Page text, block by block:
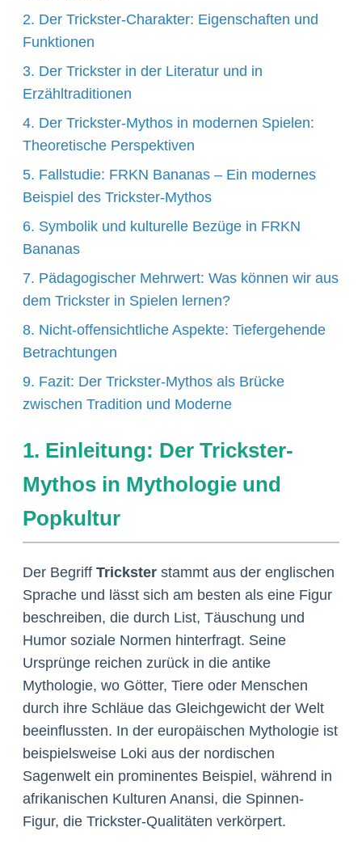
2. Der Trickster-Charakter: Eigenschaften und
Funktionen
3. Der Trickster in der Literatur und in
Erzähltraditionen
4. Der Trickster-Mythos in modernen Spielen:
Theoretische Perspektiven
5. Fallstudie: FRKN Bananas – Ein modernes
Beispiel des Trickster-Mythos
6. Symbolik und kulturelle Bezüge in FRKN
Bananas
7. Pädagogischer Mehrwert: Was können wir aus
dem Trickster in Spielen lernen?
8. Nicht-offensichtliche Aspekte: Tiefergehende
Betrachtungen
9. Fazit: Der Trickster-Mythos als Brücke
zwischen Tradition und Moderne
1. Einleitung: Der Trickster-
Mythos in Mythologie und
Popkultur
Der Begriff Trickster stammt aus der englischen
Sprache und lässt sich am besten als eine Figur
beschreiben, die durch List, Täuschung und
Humor soziale Normen hinterfragt. Seine
Ursprünge reichen zurück in die antike
Mythologie, wo Götter, Tiere oder Menschen
durch ihre Schläue das Gleichgewicht der Welt
beeinflussten. In der europäischen Mythologie ist
beispielsweise Loki aus der nordischen
Sagenwelt ein prominentes Beispiel, während in
afrikanischen Kulturen Anansi, die Spinnen-
Figur, die Trickster-Qualitäten verkörpert.